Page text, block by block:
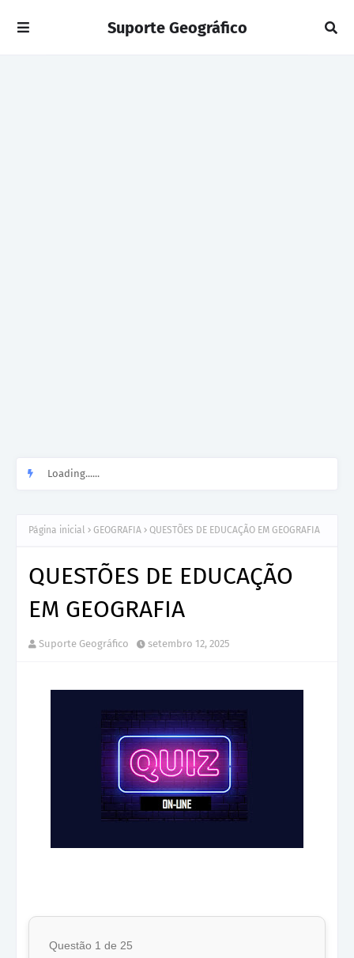
Suporte Geográfico
Loading......
Página inicial GEOGRAFIA QUESTÕES DE EDUCAÇÃO EM GEOGRAFIA
QUESTÕES DE EDUCAÇÃO
EM GEOGRAFIA
Suporte Geográfico setembro 12, 2025
Questão 1 de 25